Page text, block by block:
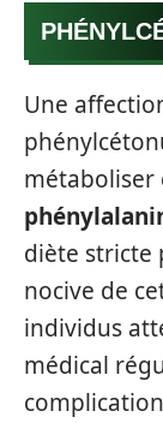
Une
métaboliser
diète stricte
nocive de
individus
médical